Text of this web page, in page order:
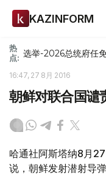
KAZINFORM
热
点: 选举-2026总统府任
16:47, 27 8月 2016
朝鲜对联合国谴
哈通社阿斯塔纳8月
说，朝鲜发射潜射导